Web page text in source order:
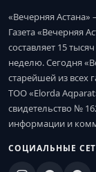
«Вечерняя
Газета «Вечерняя
составляет 15
неделю. Сегодня
старейшей из всех
ТОО «Elorda
свидетельство №
информации и
СОЦИАЛЬНЫЕ